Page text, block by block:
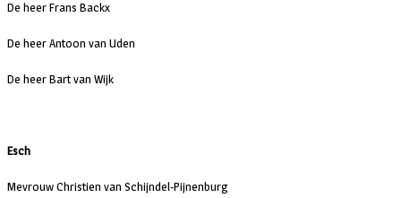
De heer Frans Backx
De heer Antoon van Uden
De heer Bart van Wijk
Esch
Mevrouw Christien van Schijndel-Pijnenburg